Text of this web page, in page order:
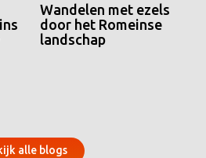
Wandelen met ezels
door het Romeinse
landschap
alle blogs